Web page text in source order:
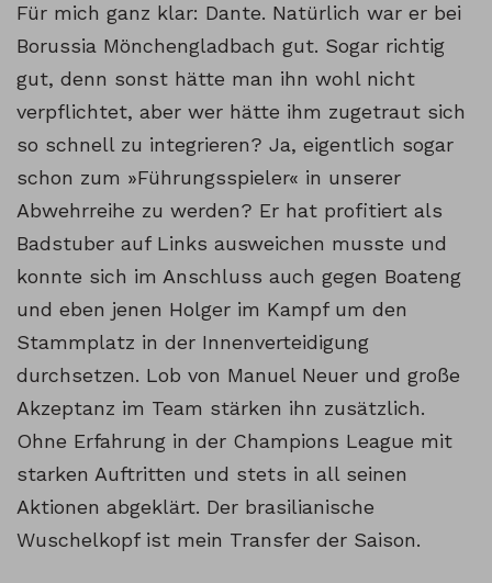
Für mich ganz klar: Dante. Natürlich war er bei
Borussia Mönchengladbach gut. Sogar richtig
gut, denn sonst hätte man ihn wohl nicht
verpflichtet, aber wer hätte ihm zugetraut sich
so schnell zu integrieren? Ja, eigentlich sogar
schon zum »Führungsspieler« in unserer
Abwehrreihe zu werden? Er hat profitiert als
Badstuber auf Links ausweichen musste und
konnte sich im Anschluss auch gegen Boateng
und eben jenen Holger im Kampf um den
Stammplatz in der Innenverteidigung
durchsetzen. Lob von Manuel Neuer und große
Akzeptanz im Team stärken ihn zusätzlich.
Ohne Erfahrung in der Champions League mit
starken Auftritten und stets in all seinen
Aktionen abgeklärt. Der brasilianische
Wuschelkopf ist mein Transfer der Saison.